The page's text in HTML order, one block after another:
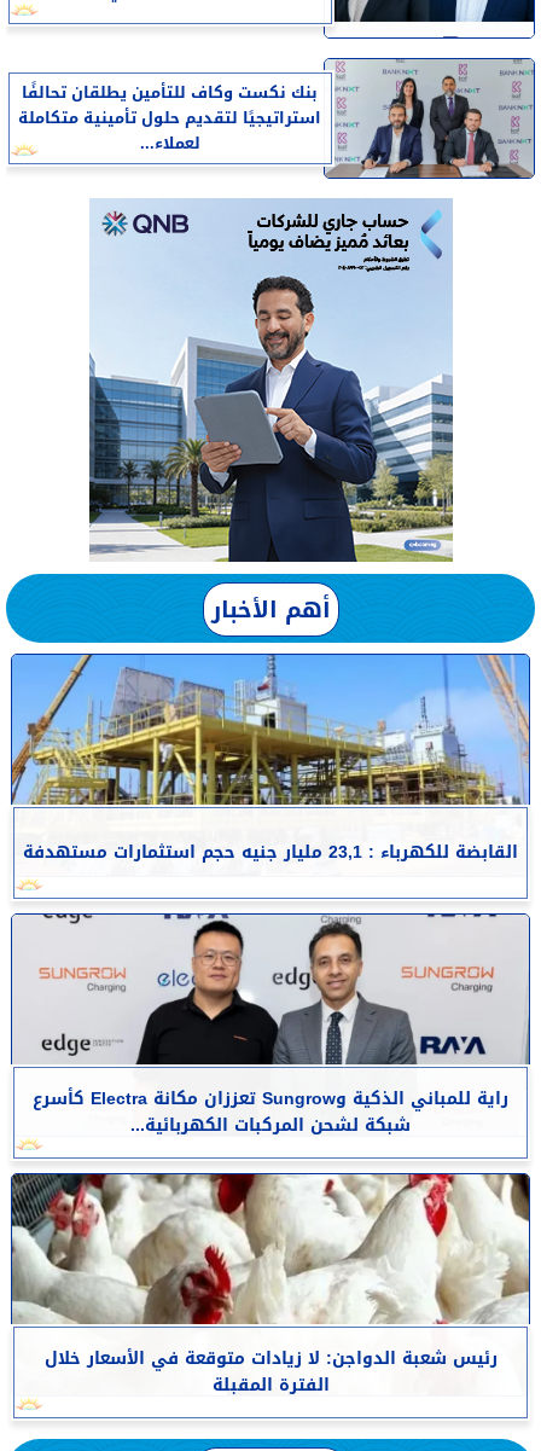
بنك نكست وكاف للتأمين يطلقان تحالفًا
استراتيجيًا لتقديم حلول تأمينية متكاملة
لعملاء...
أهم الأخبار
القابضة للكهرباء : 23,1 مليار جنيه حجم استثمارات مستهدفة
راية للمباني الذكية وSungrow تعززان مكانة Electra كأسرع
شبكة لشحن المركبات الكهربائية...
رئيس شعبة الدواجن: لا زيادات متوقعة في الأسعار خلال
الفترة المقبلة